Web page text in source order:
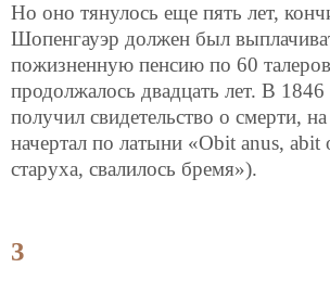
Но оно тянулось еще пять лет,
Шопенгауэр должен был
пожизненную пенсию по 60
продолжалось двадцать лет. В
получил свидетельство о смерти,
начертал по латыни «Obit anus,
старуха, свалилось бремя»).
3